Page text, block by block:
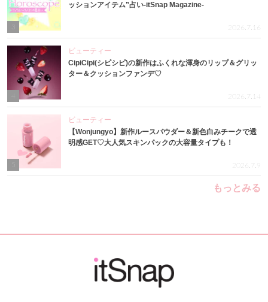
3
ッションアイテム”占い-itSnap Magazine-
2026.7.16
4
ビューティー
CipiCipi(シピシピ)の新作はふくれな渾身のリップ＆グリッ
ター＆クッションファンデ♡
2026.7.14
ビューティー
【Wonjungyo】新作ルースパウダー＆新色白みチークで透
明感GET♡大人気スキンパックの大容量タイプも！
2026.7.9
もっとみる